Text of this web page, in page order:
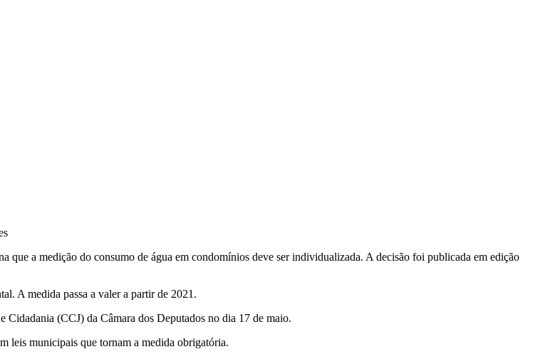
que a medição do consumo de água em condomínios deve ser individualizada. A decisão foi publicada em edição
A medida passa a valer a partir de 2021.
Cidadania (CCJ) da Câmara dos Deputados no dia 17 de maio.
leis municipais que tornam a medida obrigatória.